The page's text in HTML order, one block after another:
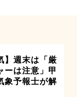
】週末は「厳
は注意」甲
象予報士が解